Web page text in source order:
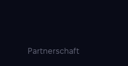
Partnerschaft